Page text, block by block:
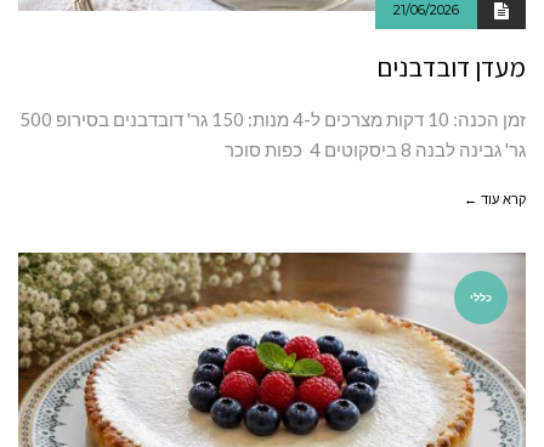
21/06/2026
מעדן דובדבנים
זמן‭ ‬הכנה: ‭‬‭ ‬10דקות מצרכים ל-4 מנות: 150 גר' דובדבנים בסירופ 500
גר' גבינה לבנה 8 ביסקוטים 4 כפות סוכר
קרא עוד ←
כללי